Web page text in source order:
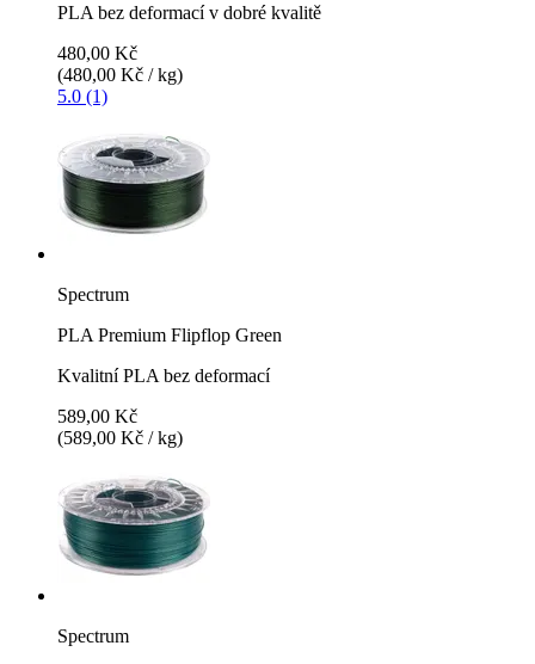
PLA bez deformací v dobré kvalitě
480,00 Kč
(480,00 Kč / kg)
5.0 (1)
Spectrum
PLA Premium Flipflop Green
Kvalitní PLA bez deformací
589,00 Kč
(589,00 Kč / kg)
Spectrum